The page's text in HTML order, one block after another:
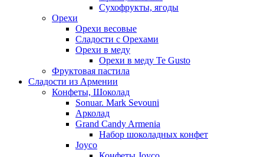
Сухофрукты, ягоды
Орехи
Орехи весовые
Сладости с Орехами
Орехи в меду
Орехи в меду Te Gusto
Фруктовая пастила
Сладости из Армении
Конфеты, Шоколад
Sonuar. Mark Sevouni
Арколад
Grand Candy Armenia
Набор шоколадных конфет
Joyco